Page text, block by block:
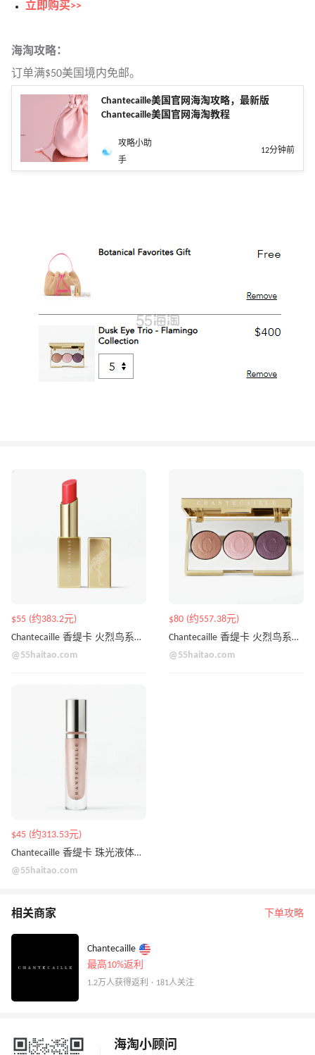
立即购买>>
海淘攻略：
订单满$50美国境内免邮。
Chantecaille美国官网海淘攻略，最新版
Chantecaille美国官网海淘教程
攻略小助
手
12分钟前
$55 (约383.2元)
Chantecaille 香缇卡 火烈鸟系列口红
@55haitao.com
$80 (约557.38元)
Chantecaille 香缇卡 火烈鸟系列三色眼影
@55haitao.com
$45 (约313.53元)
Chantecaille 香缇卡 珠光液体眼影
@55haitao.com
相关商家 下单攻略
Chantecaille
最高10%返利
1.2万人获得返利 · 181人关注
海淘小顾问